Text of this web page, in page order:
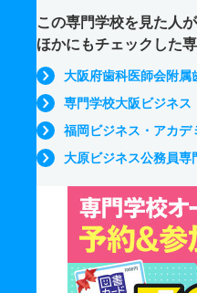
この専門学校を見た人が
ほかにもチェックした
大阪府歯科医師会附属
専門学校大阪ビジネス
福岡ビジネス・アカデ
大原ビジネス公務員専